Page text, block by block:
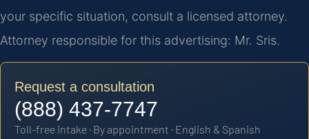
your specific situation, consult a licensed attorney.
Attorney responsible for this advertising: Mr. Sris.
Request a consultation
(888) 437-7747
Toll-free intake · By appointment · English & Spanish